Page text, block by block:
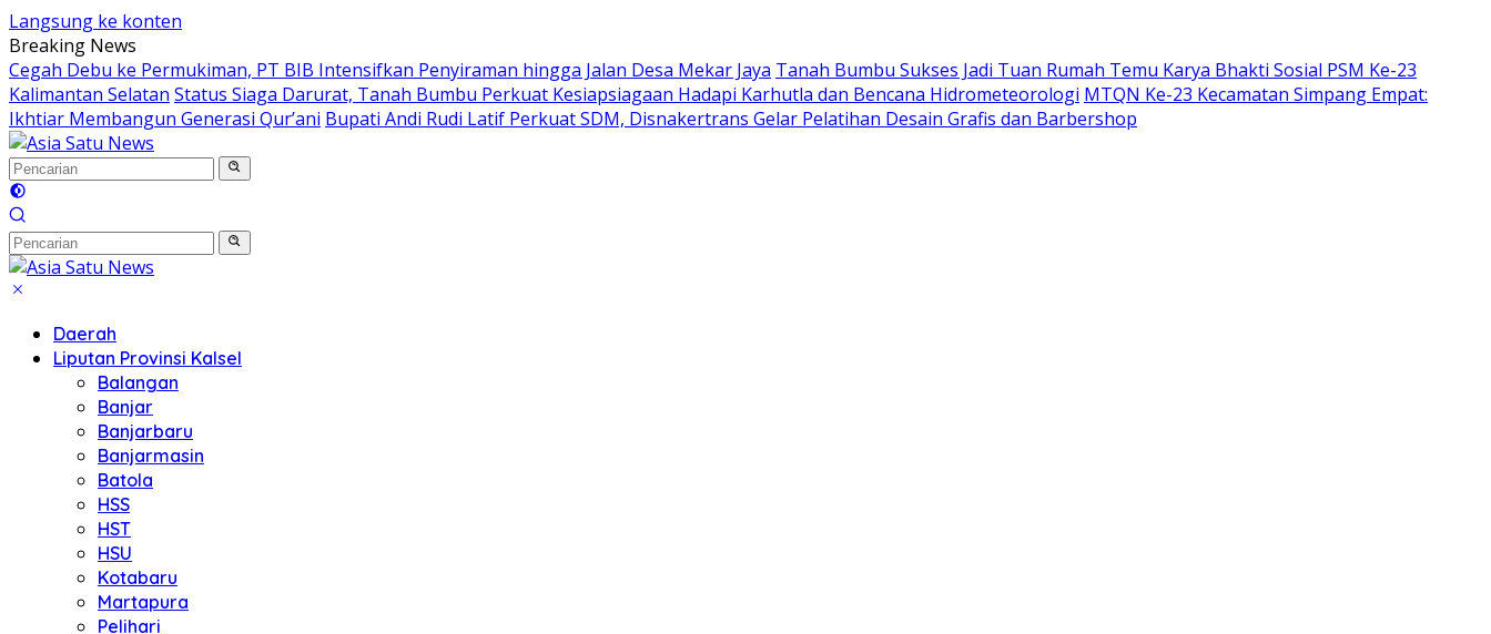
Langsung ke konten
Breaking News
Cegah Debu ke Permukiman, PT BIB Intensifkan Penyiraman hingga Jalan Desa Mekar Jaya Tanah Bumbu Sukses Jadi Tuan Rumah Temu Karya Bhakti Sosial PSM Ke-23
Kalimantan Selatan Status Siaga Darurat, Tanah Bumbu Perkuat Kesiapsiagaan Hadapi Karhutla dan Bencana Hidrometeorologi MTQN Ke-23 Kecamatan Simpang Empat:
Ikhtiar Membangun Generasi Qur’ani Bupati Andi Rudi Latif Perkuat SDM, Disnakertrans Gelar Pelatihan Desain Grafis dan Barbershop
Daerah
Liputan Provinsi Kalsel
Balangan
Banjar
Banjarbaru
Banjarmasin
Batola
HSS
HST
HSU
Kotabaru
Martapura
Pelihari